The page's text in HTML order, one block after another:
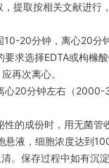
，提取按相关文献进
10-20分钟，离心20分
要求选择EDTA或枸
再次离心。
心20分钟左右（
性的成份时，用无菌
悬液，细胞浓度达到
。保存过程中如有沉淀